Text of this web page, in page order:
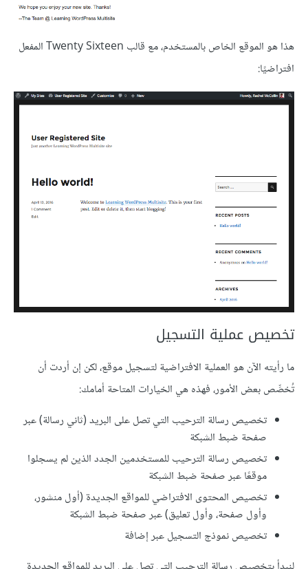
هذا هو الموقع الخاص بالمستخدم، مع قالب Twenty Sixteen المفعل
افتراضيًا:
تخصيص عملية التسجيل
ما رأيته الآن هو العملية الافتراضية لتسجيل موقع، لكن إن أردت أن
تُخصِّص بعض الأمور، فهذه هي الخيارات المتاحة أمامك:
تخصيص رسالة الترحيب التي تصل على البريد (ثاني رسالة) عبر
صفحة ضبط الشبكة
تخصيص رسالة الترحيب للمستخدمين الجدد الذين لم يسجلوا
موقعًا عبر صفحة ضبط الشبكة
تخصيص المحتوى الافتراضي للمواقع الجديدة (أول منشور،
وأول صفحة، وأول تعليق) عبر صفحة ضبط الشبكة
تخصيص نموذج التسجيل عبر إضافة